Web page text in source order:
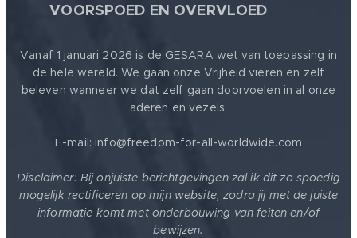
VOORSPOED EN OVERVLOED
Vanaf 1 januari 2026 is de GESARA wet van toepassing in
de hele wereld. We gaan onze Vrijheid vieren en zelf
beleven wanneer we dat zelf gaan doorvoelen in al onze
aderen en vezels.
E-mail: info@freedom-for-all-worldwide.com
Disclaimer: Bij onjuiste berichtgevingen zal ik dit zo spoedig
mogelijk rectificeren op mijn website, zodra jij met de juiste
informatie komt met onderbouwing van feiten en/of
bewijzen.